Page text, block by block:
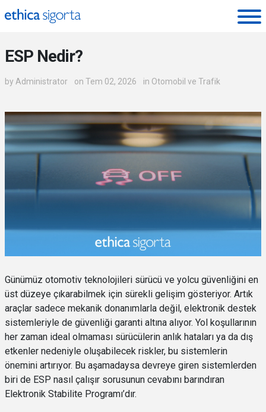
ESP Nedir?
by Administrator on Tem 02, 2026 in Otomobil ve Trafik
Günümüz otomotiv teknolojileri sürücü ve yolcu güvenliğini en
üst düzeye çıkarabilmek için sürekli gelişim gösteriyor. Artık
araçlar sadece mekanik donanımlarla değil, elektronik destek
sistemleriyle de güvenliği garanti altına alıyor. Yol koşullarının
her zaman ideal olmaması sürücülerin anlık hataları ya da dış
etkenler nedeniyle oluşabilecek riskler, bu sistemlerin
önemini artırıyor. Bu aşamadaysa devreye giren sistemlerden
biri de ESP nasıl çalışır sorusunun cevabını barındıran
Elektronik Stabilite Programı’dır.